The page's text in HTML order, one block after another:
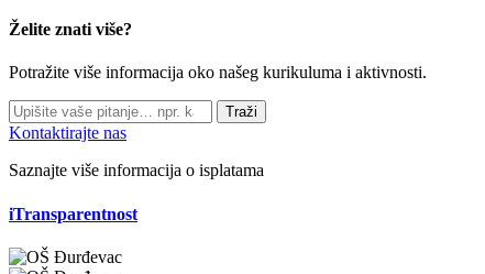
Želite znati više?
Potražite više informacija oko našeg kurikuluma i aktivnosti.
Traži
Kontaktirajte nas
Saznajte više informacija o isplatama
iTransparentnost